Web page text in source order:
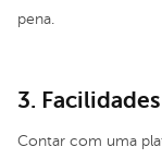
pena
3.
Contar com uma